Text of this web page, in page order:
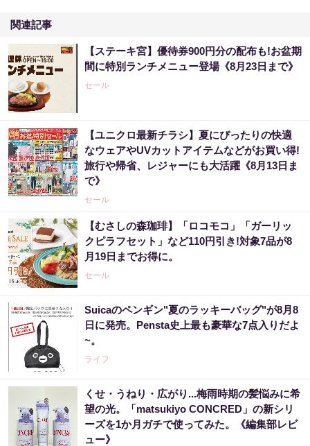
関連記事
【ステーキ宮】優待券900円分の配布も!お盆期
間に特別ランチメニュー登場《8月23日まで》
セール
【ユニクロ最新チラシ】夏にぴったりの快適
なウェアやUVカットアイテムなどがお買い得!
旅行や帰省、レジャーにも大活躍《8月13日ま
で》
セール
【むさしの森珈琲】「ロコモコ」「ガーリッ
クピラフセット」など110円引き!対象7品が8
月19日までお得に。
セール
Suicaのペンギン"夏のラッキーバッグ"が8月8
日に発売。Pensta史上最も豪華な7点入りだよ
~。
ライフ
くせ・うねり・広がり...梅雨時期の髪悩みに希
望の光。「matsukiyo CONCRED」の新シリ
ーズを1か月ガチで使ってみた。《編集部レビ
ュー》